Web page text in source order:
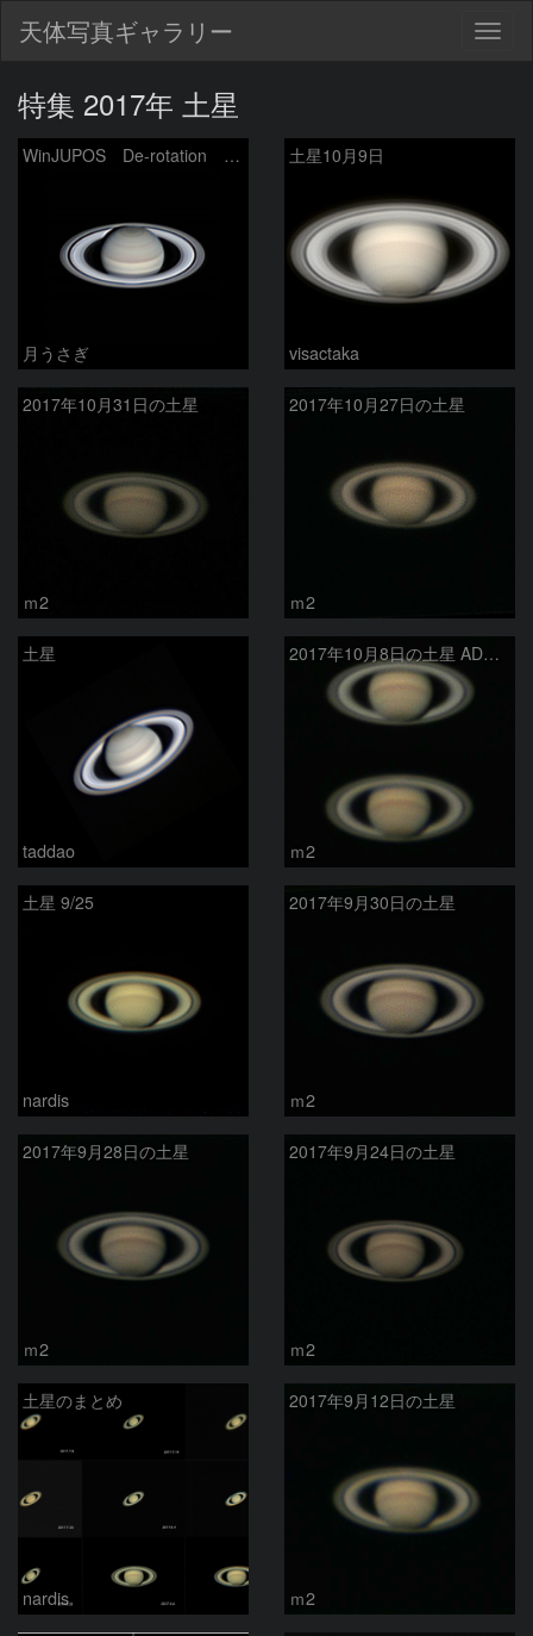
天体写真ギャラリー
特集 2017年 土星
WinJUPOS De-rotation 昨年の土星再処理
月うさぎ
土星10月9日
visactaka
2017年10月31日の土星
ｍ2
2017年10月27日の土星
ｍ2
土星
taddao
2017年10月8日の土星 ADC有無比較
ｍ2
土星 9/25
nardis
2017年9月30日の土星
ｍ2
2017年9月28日の土星
ｍ2
2017年9月24日の土星
ｍ2
土星のまとめ
nardis
2017年9月12日の土星
ｍ2